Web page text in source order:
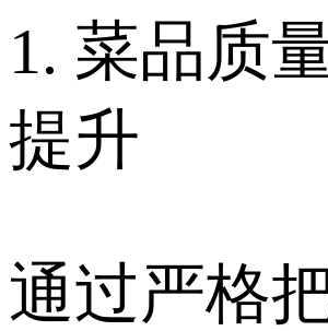
1. 菜品质
提升
通过严格